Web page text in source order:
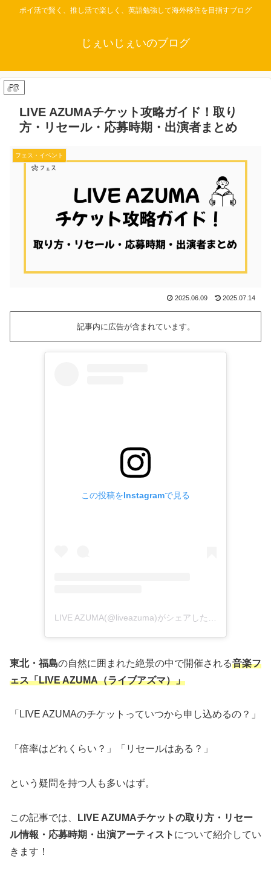
ポイ活で賢く、推し活で楽しく、英語勉強して海外移住を目指すブログ
じぇいじぇいのブログ
PR
LIVE AZUMAチケット攻略ガイド！取り
方・リセール・応募時期・出演者まとめ
フェス・イベント
2025.06.09 2025.07.14
記事内に広告が含まれています。
この投稿をInstagramで見る
東北・福島の自然に囲まれた絶景の中で開催される音楽フ
ェス「LIVE AZUMA（ライブアズマ）」
「LIVE AZUMAのチケットっていつから申し込めるの？」
「倍率はどれくらい？」「リセールはある？」
という疑問を持つ人も多いはず。
この記事では、
LIVE AZUMAチケットの取り方・リセー
ル情報・応募時期・出演アーティスト について紹介してい
きます！